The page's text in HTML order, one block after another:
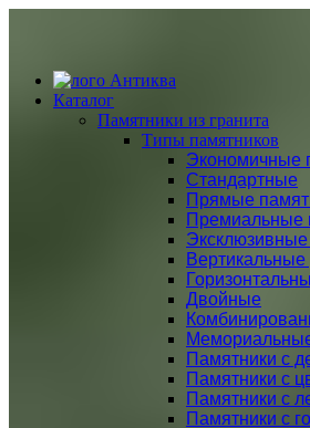
Каталог
Памятники из гранита
Типы памятников
Экономичные
Стандартные
Прямые
Премиальные
Двойные
Памятники с
Памятники с
Памятники с
Памятники с